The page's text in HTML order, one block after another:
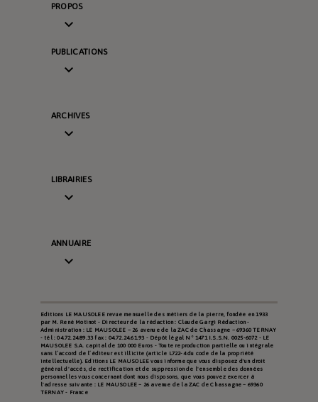
PROPOS

PUBLICATIONS

ARCHIVES

LIBRAIRIES

ANNUAIRE

Editions LE MAUSOLEE revue mensuelle des métiers de la pierre, fondée en 1933
par M. René Motinot - Directeur de la rédaction : Claude Gargi Rédaction -
Administration : LE MAUSOLEE – 26 avenue de la ZAC de Chassagne – 69360 TERNAY
- tél : 04.72.24.89.33 fax : 04.72.24.61.93 - Dépôt légal N° 1471 I.S.S.N. 0025-6072 - LE
MAUSOLEE S.A. capital de 100 000 Euros - Toute reproduction partielle ou intégrale
sans l’accord de l’éditeur est illicite (article L722-4 du code de la propriété
intellectuelle). Editions LE MAUSOLEE vous informe que vous disposez d'un droit
général d'accès, de rectification et de suppression de l'ensemble des données
personnelles vous concernant dont nous disposons, que vous pouvez exercer à
l'adresse suivante : LE MAUSOLEE – 26 avenue de la ZAC de Chassagne – 69360
TERNAY - France